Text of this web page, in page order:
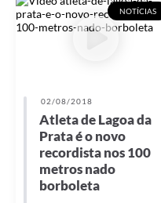
NOTÍCIAS
02/08/2018
Atleta de Lagoa da
Prata é o novo
recordista nos 100
metros nado
borboleta